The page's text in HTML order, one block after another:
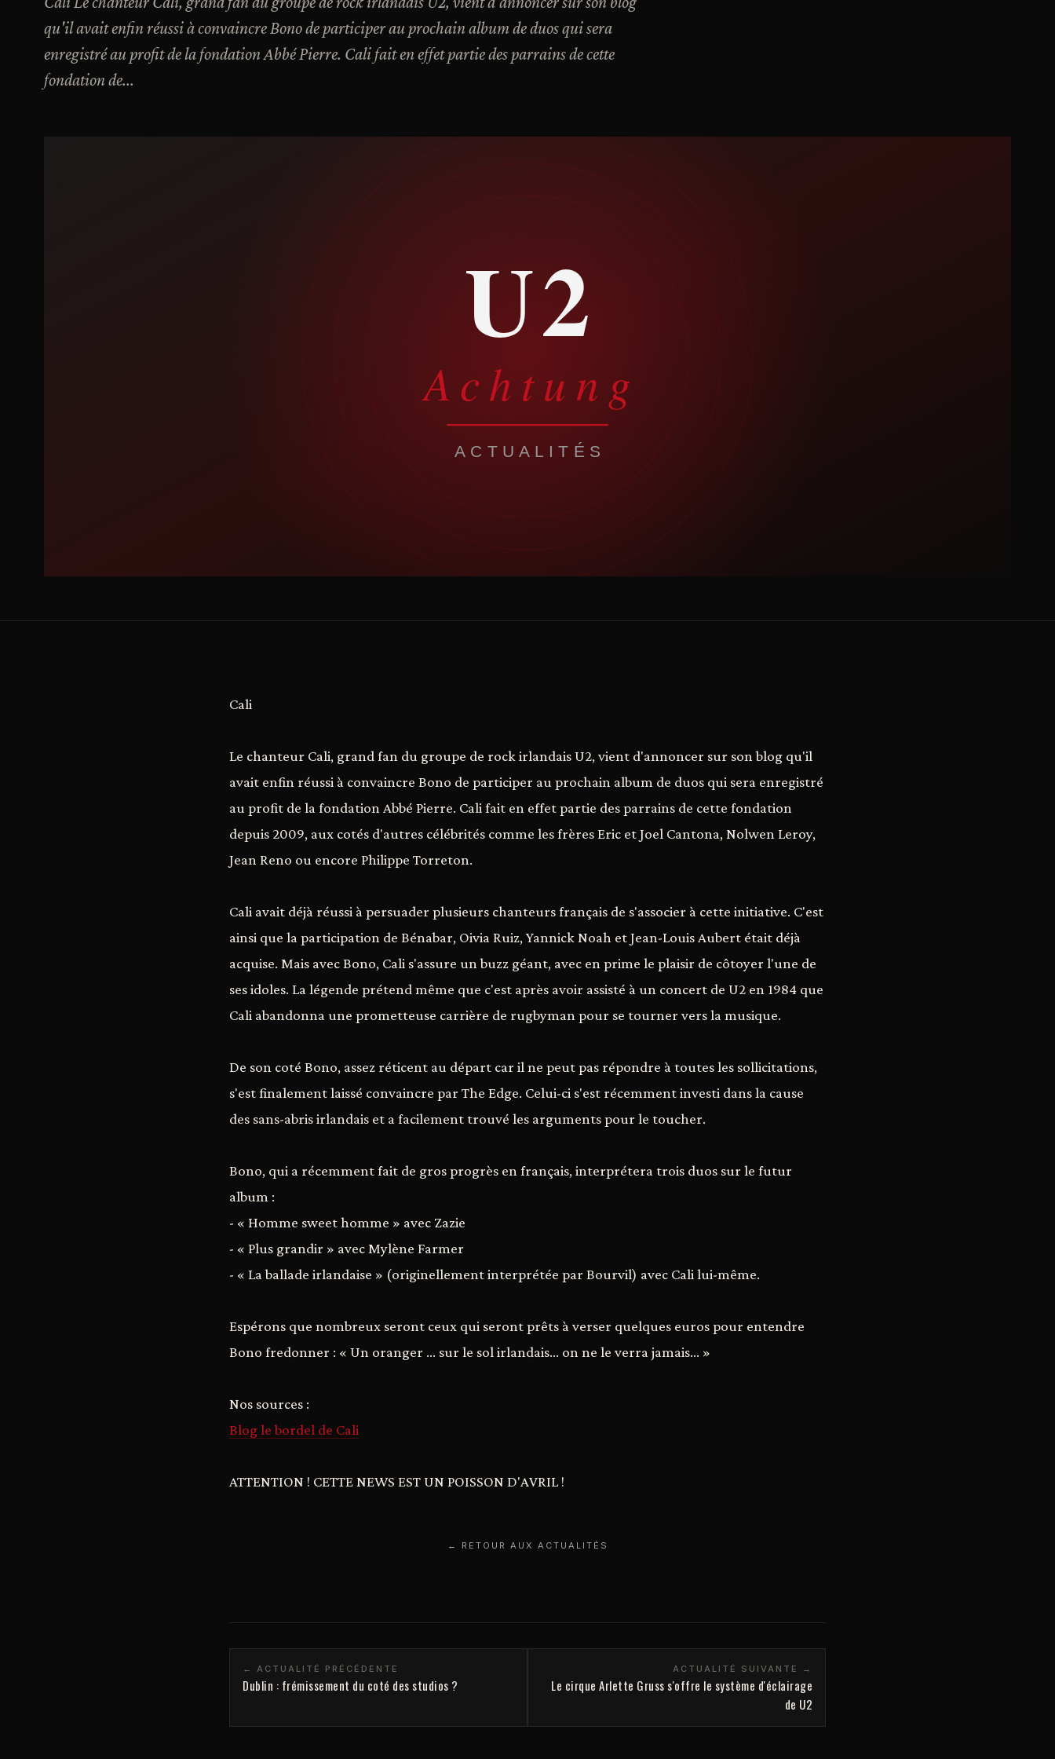
qu'il avait enfin réussi à convaincre Bono de participer au prochain album de duos qui sera
enregistré au profit de la fondation Abbé Pierre. Cali fait en effet partie des parrains de cette
fondation de...
Cali
Le chanteur Cali, grand fan du groupe de rock irlandais U2, vient d'annoncer sur son blog qu'il
avait enfin réussi à convaincre Bono de participer au prochain album de duos qui sera enregistré
au profit de la fondation Abbé Pierre. Cali fait en effet partie des parrains de cette fondation
depuis 2009, aux cotés d'autres célébrités comme les frères Eric et Joel Cantona, Nolwen Leroy,
Jean Reno ou encore Philippe Torreton.
Cali avait déjà réussi à persuader plusieurs chanteurs français de s'associer à cette initiative. C'est
ainsi que la participation de Bénabar, Oivia Ruiz, Yannick Noah et Jean-Louis Aubert était déjà
acquise. Mais avec Bono, Cali s'assure un buzz géant, avec en prime le plaisir de côtoyer l'une de
ses idoles. La légende prétend même que c'est après avoir assisté à un concert de U2 en 1984 que
Cali abandonna une prometteuse carrière de rugbyman pour se tourner vers la musique.
De son coté Bono, assez réticent au départ car il ne peut pas répondre à toutes les sollicitations,
s'est finalement laissé convaincre par The Edge. Celui-ci s'est récemment investi dans la cause
des sans-abris irlandais et a facilement trouvé les arguments pour le toucher.
Bono, qui a récemment fait de gros progrès en français, interprétera trois duos sur le futur
album :
- « Homme sweet homme » avec Zazie
- « Plus grandir » avec Mylène Farmer
- « La ballade irlandaise » (originellement interprétée par Bourvil) avec Cali lui-même.
Espérons que nombreux seront ceux qui seront prêts à verser quelques euros pour entendre
Bono fredonner : « Un oranger ... sur le sol irlandais... on ne le verra jamais… »
Nos sources :
Blog le bordel de Cali
ATTENTION ! CETTE NEWS EST UN POISSON D'AVRIL !
← RETOUR AUX ACTUALITÉS
← ACTUALITÉ PRÉCÉDENTE
Dublin : frémissement du coté des studios ?
ACTUALITÉ SUIVANTE →
Le cirque Arlette Gruss s'offre le système d'éclairage
de U2